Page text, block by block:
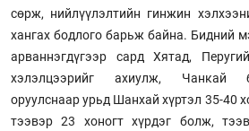
сөрж, нийлүүлэлтийн гинжин
хангах бодлого барьж байна. Бидний
арваннэгдүгээр сард Хятад,
хэлэл­цээрийг ахиулж, Чанкай
оруулснаар урьд Шанхай хүртэл 35-40
тээвэр 23 хоногт хүрдэг болж,